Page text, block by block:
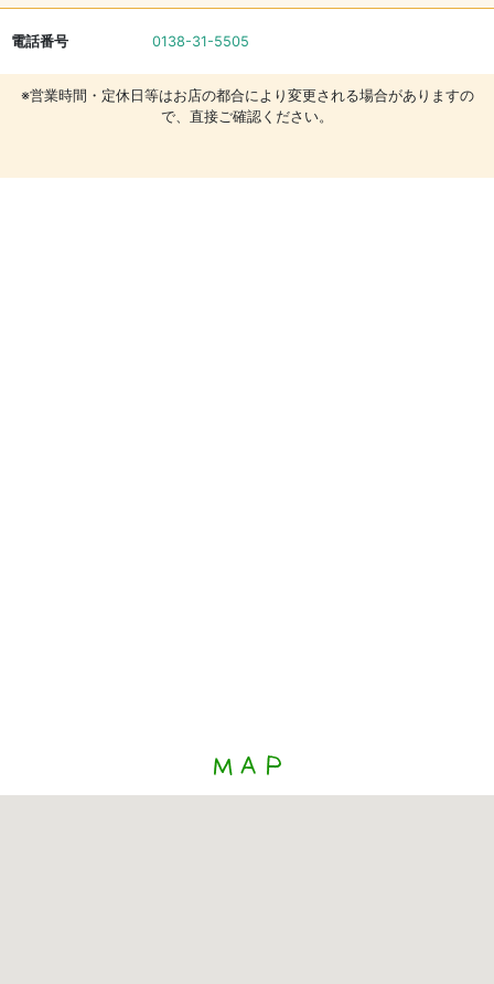
電話番号 0138-31-5505
※営業時間・定休日等はお店の都合により変更される場合がありますの
で、直接ご確認ください。